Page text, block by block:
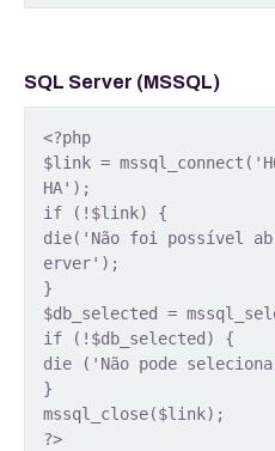
SQL Server (MSSQL)
<?php
$link =
HA');
if (!$link) {
die('Não foi possível
erver');
}
$db_selected =
if (!$db_selected) {
die ('Não pode
}
mssql_close($link);
?>